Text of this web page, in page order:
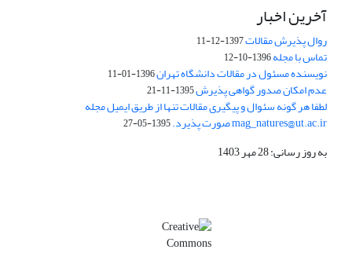
آخرین اخبار
روال پذیرش مقالات1397-12-11
تماس با مجله1396-10-12
نویسنده مسئول در مقالات دانشگاه تهران1396-01-11
عدم امکان صدور گواهی پذیرش1395-11-21
لطفا هر گونه سئوال و پیگیری مقالات تنها از طریق ایمیل مجله
mag_natures@ut.ac.ir صورت پذیرد. 1395-05-27
به روز رسانی: 28 مهر 1403